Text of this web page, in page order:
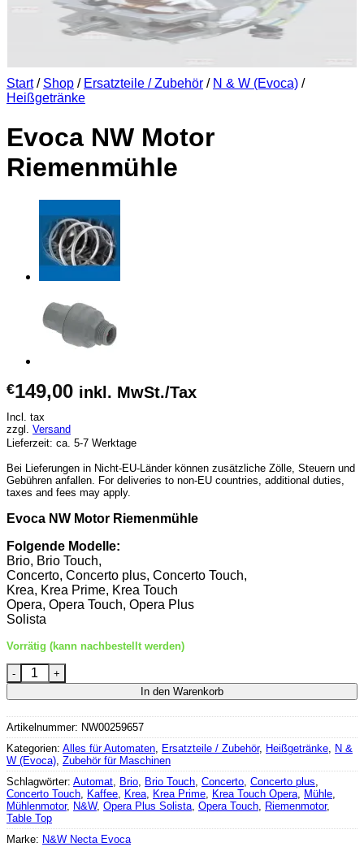
Start / Shop / Ersatzteile / Zubehör / N & W (Evoca) /
Heißgetränke
Evoca NW Motor
Riemenmühle
€149,00 inkl. MwSt./Tax
Incl. tax
zzgl. Versand
Lieferzeit: ca. 5-7 Werktage
Bei Lieferungen in Nicht-EU-Länder können zusätzliche Zölle, Steuern und
Gebühren anfallen. For deliveries to non-EU countries, additional duties,
taxes and fees may apply.
Evoca NW Motor Riemenmühle
Folgende Modelle:
Brio, Brio Touch,
Concerto, Concerto plus, Concerto Touch,
Krea, Krea Prime, Krea Touch
Opera, Opera Touch, Opera Plus
Solista
Vorrätig (kann nachbestellt werden)
Evoca NW Motor Riemenmühle Menge
In den Warenkorb
Artikelnummer: NW00259657
Kategorien: Alles für Automaten, Ersatzteile / Zubehör, Heißgetränke, N &
W (Evoca), Zubehör für Maschinen
Schlagwörter: Automat, Brio, Brio Touch, Concerto, Concerto plus,
Concerto Touch, Kaffee, Krea, Krea Prime, Krea Touch Opera, Mühle,
Mühlenmotor, N&W, Opera Plus Solista, Opera Touch, Riemenmotor,
Table Top
Marke: N&W Necta Evoca